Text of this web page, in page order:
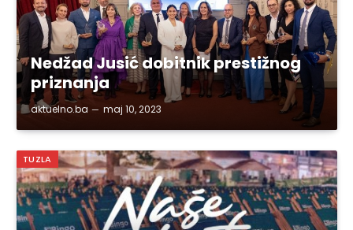
Nedžad Jusić dobitnik prestižnog
priznanja
aktuelno.ba maj 10, 2023
TUZLA